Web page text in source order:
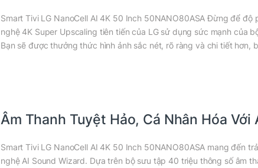
Smart Tivi LG NanoCell AI 4K 50 Inch 50NANO80ASA Đừng để
nghệ 4K Super Upscaling tiên tiến của LG sử dụng sức mạnh của
Bạn sẽ được thưởng thức hình ảnh sắc nét, rõ ràng và chi tiết hơn,
Âm Thanh Tuyệt Hảo, Cá Nhân Hóa Với
Smart Tivi LG NanoCell AI 4K 50 Inch 50NANO80ASA mang đến
nghệ AI Sound Wizard. Dựa trên bộ sưu tập 40 triệu thông số âm